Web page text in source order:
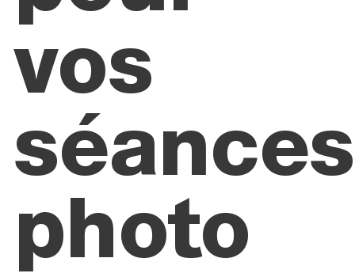
vos
séances
photo